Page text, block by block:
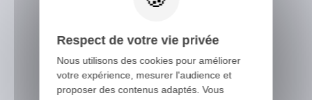
Vous avez besoin
d'un conseil ?
Respect de votre vie privée
Nous utilisons des cookies pour améliorer
votre expérience, mesurer l'audience et
proposer des contenus adaptés. Vous